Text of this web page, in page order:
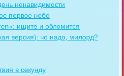
ненавидимости
первое небо
ищите и обломится
версия): чо надо, милорд?
в секунду